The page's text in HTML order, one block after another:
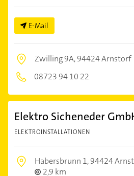
E-Mail
Zwilling 9A,94424 Arnstorf
08723 94 10 22
Elektro Sicheneder
ELEKTROINSTALLATIONEN
Habersbrunn 1,94424
2,9 km